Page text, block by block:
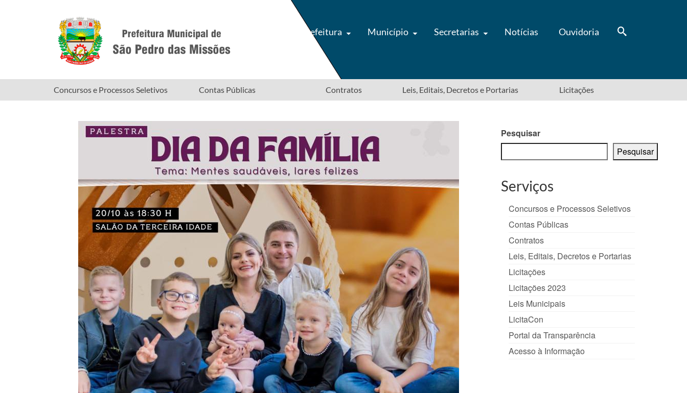
Prefeitura Município Secretarias Notícias Ouvidoria
Concursos e Processos Seletivos Contas Públicas Contratos Leis, Editais, Decretos e Portarias Licitações
Pesquisar
Pesquisar
Serviços
Concursos e Processos Seletivos
Contas Públicas
Contratos
Leis, Editais, Decretos e Portarias
Licitações
Licitações 2023
Leis Municipais
LicitaCon
Portal da Transparência
Acesso à Informação